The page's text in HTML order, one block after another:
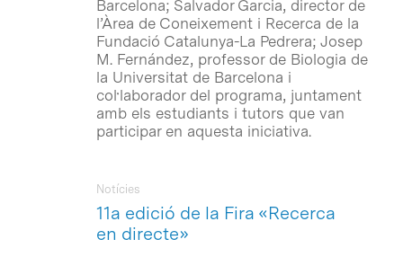
Barcelona; Salvador Garcia, director de
l’Àrea de Coneixement i Recerca de la
Fundació Catalunya-La Pedrera; Josep
M. Fernández, professor de Biologia de
la Universitat de Barcelona i
col·laborador del programa, juntament
amb els estudiants i tutors que van
participar en aquesta iniciativa.
11a edició de la Fira «Recerca
en directe»
Notícies